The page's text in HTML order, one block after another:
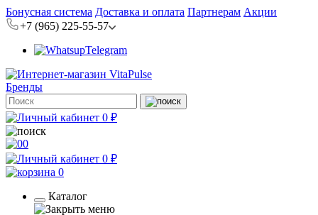
Бонусная система Доставка и оплата Партнерам Акции
+7 (965) 225-55-57
Telegram
Бренды
0 ₽
0
0 ₽
0
Каталог